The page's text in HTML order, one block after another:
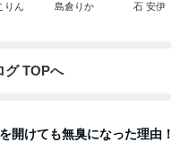
りん 島倉りか 石 安伊
グ TOPへ
開けても無臭になった理由！